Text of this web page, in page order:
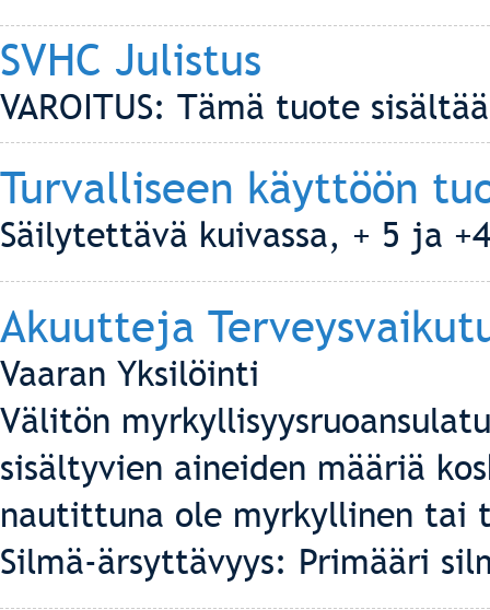
SVHC Julistus
VAROITUS: Tämä tuote
Turvalliseen käyttöön
Säilytettävä kuivassa, + 5 ja
Akuutteja
Vaaran Yksilöinti
Välitön
sisältyvien aineiden määriä
nautittuna ole myrkyllinen tai
Silmä-ärsyttävyys: Primääri